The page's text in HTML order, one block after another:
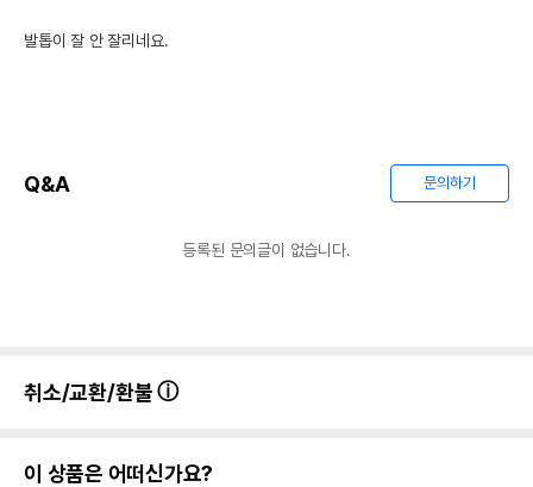
발톱이 잘 안 잘리네요.
Q&A 문의하기
등록된 문의글이 없습니다.
취소/교환/환불
이 상품은 어떠신가요?